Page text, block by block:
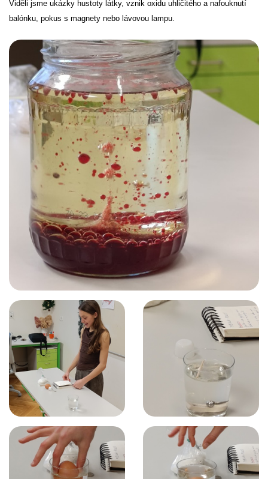
Viděli jsme ukázky hustoty látky, vznik oxidu uhličitého a nafouknutí
balónku, pokus s magnety nebo lávovou lampu.